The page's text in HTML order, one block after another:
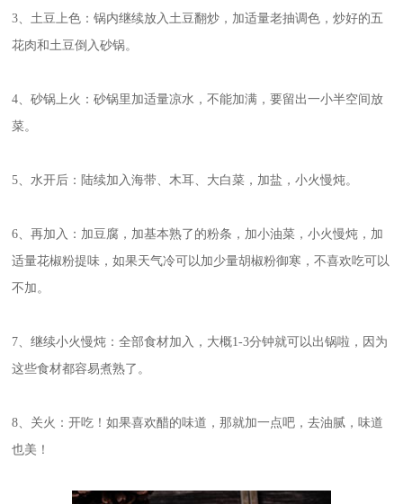
3、土豆上色：锅内继续放入土豆翻炒，加适量老抽调色，炒好的五
花肉和土豆倒入砂锅。
4、砂锅上火：砂锅里加适量凉水，不能加满，要留出一小半空间放
菜。
5、水开后：陆续加入海带、木耳、大白菜，加盐，小火慢炖。
6、再加入：加豆腐，加基本熟了的粉条，加小油菜 ，小火慢炖，加
适量花椒粉提味，如果天气冷可以加少量胡椒粉御寒，不喜欢吃可以
不加。
7、继续小火慢炖：全部食材加入，大概1-3分钟就可以出锅啦，因为
这些食材都容易煮熟了。
8、关火：开吃！如果喜欢醋的味道，那就加一点吧，去油腻，味道
也美！